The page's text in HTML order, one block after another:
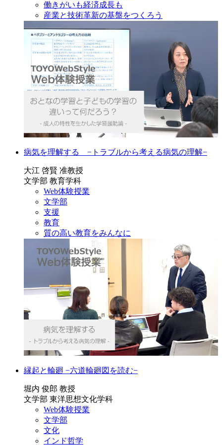
働きがいも経済成長も
産業と技術革新の基盤をつくろう
病気を理解する −トラブルから考える病気の理解−
大江 啓賢 准教授
文学部 教育学科
Web体験授業
文学部
支援
教育
質の高い教育をみんなに
縁起と輪廻 −六道輪廻図を読む−
堀内 俊郎 教授
文学部 東洋思想文化学科
Web体験授業
文学部
文化
インド哲学